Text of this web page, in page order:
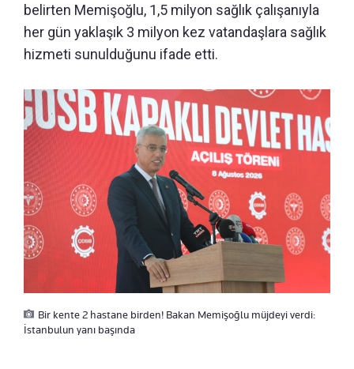
belirten Memişoğlu, 1,5 milyon sağlık çalışanıyla
her gün yaklaşık 3 milyon kez vatandaşlara sağlık
hizmeti sunulduğunu ifade etti.
Bir kente 2 hastane birden! Bakan Memişoğlu müjdeyi verdi:
İstanbulun yanı başında